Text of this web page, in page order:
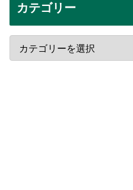
カテゴリー